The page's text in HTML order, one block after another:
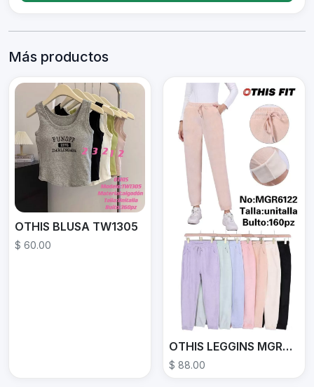
Más productos
OTHIS BLUSA TW1305
$ 60.00
OTHIS LEGGINS MGR6122
$ 88.00